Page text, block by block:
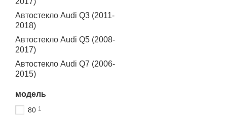
Автостекло Audi Q3 (2011-
2018)
Автостекло Audi Q5 (2008-
2017)
Автостекло Audi Q7 (2006-
2015)
модель
80 1